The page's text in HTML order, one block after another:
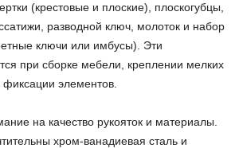
(крестовые и плоские), плоскогубцы,
разводной ключ, молоток и набор
ключи или имбусы). Эти
при сборке мебели, креплении мелких
элементов.
на качество рукояток и материалы.
хром-ванадиевая сталь и